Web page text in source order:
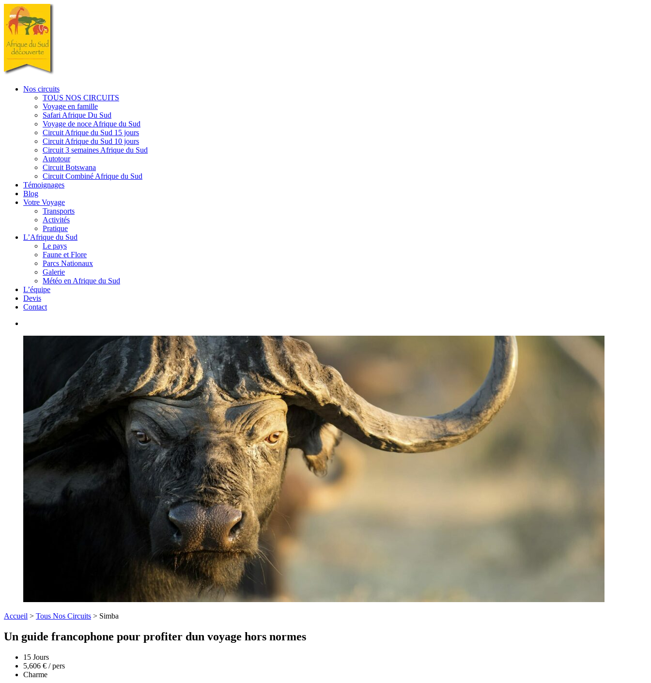
Nos circuits
TOUS NOS CIRCUITS
Voyage en famille
Safari Afrique Du Sud
Voyage de noce Afrique du Sud
Circuit Afrique du Sud 15 jours
Circuit Afrique du Sud 10 jours
Circuit 3 semaines Afrique du Sud
Autotour
Circuit Botswana
Circuit Combiné Afrique du Sud
Témoignages
Blog
Votre Voyage
Transports
Activités
Pratique
L’Afrique du Sud
Le pays
Faune et Flore
Parcs Nationaux
Galerie
Météo en Afrique du Sud
L’équipe
Devis
Contact
Accueil > Tous Nos Circuits > Simba
Un guide francophone pour profiter dun voyage hors normes
15 Jours
5,606 € / pers
Charme